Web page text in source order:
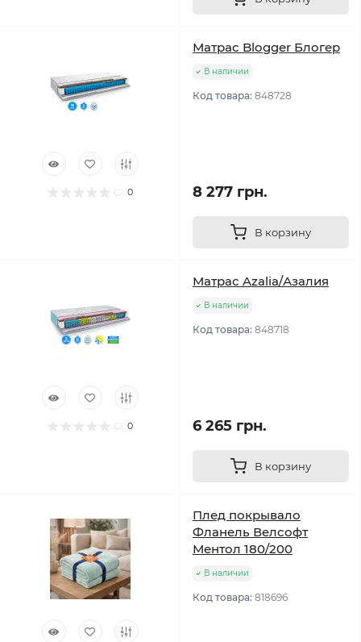
0
Матрас Blogger Блогер
В наличии
Код товара: 848728
8 277 грн.
В корзину
0
Матрас Azalia/Азалия
В наличии
Код товара: 848718
6 265 грн.
В корзину
Плед покрывало
Фланель Велсофт
Ментол 180/200
В наличии
Код товара: 818696